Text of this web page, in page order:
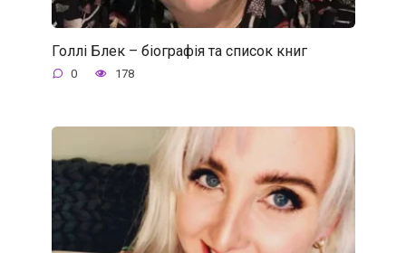
Голлі Блек – біографія та список книг
0 178